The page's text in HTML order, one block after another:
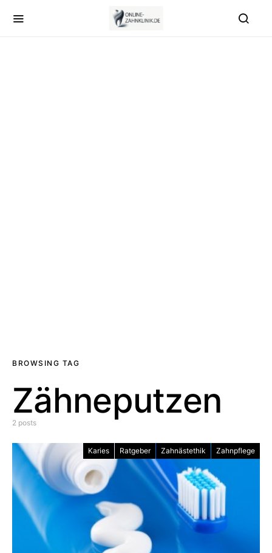
BROWSING TAG
Zähneputzen
2 posts
Karies Ratgeber Zahnästethik Zahnpflege